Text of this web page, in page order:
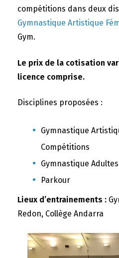
compétitions dans deux
Gymnastique Artistique
Gym.
Le prix de la cotisation
licence comprise.
Disciplines proposées :
Gymnastique
Compétitions
Gymnastique
Parkour
Lieux d’entrainements :
Redon, Collège Andarra